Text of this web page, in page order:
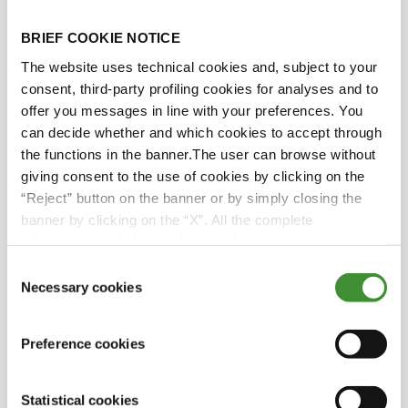
BRIEF COOKIE NOTICE
The website uses technical cookies and, subject to your
consent, third-party profiling cookies for analyses and to
offer you messages in line with your preferences. You
can decide whether and which cookies to accept through
the functions in the banner.The user can browse without
giving consent to the use of cookies by clicking on the
“Reject” button on the banner or by simply closing the
banner by clicking on the “X”. All the complete
Selection
Necessary cookies
Preference cookies
Statistical cookies
marcha, de ahí el término "Autostem".
Vale, entonces todo ocurre sin que haya
pulverización.
Así es.
Vale, entonces, si lo he entendido bien, haces que
la roca se separe, pero lo haces sin esa potencia
Exactamente.
producto de voladura sin detonante. Ni siquiera